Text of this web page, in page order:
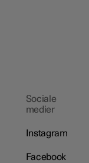
Sociale
medier
Instagram
Facebook